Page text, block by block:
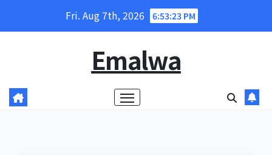
Fri. Aug 7th, 2026 6:53:24 PM
Emalwa